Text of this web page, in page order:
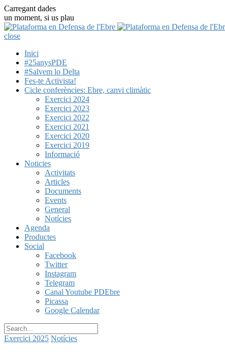
Carregant dades
un moment, si us plau
close
Inici
#25anysPDE
#Salvem lo Delta
Fes-te Activista!
Cicle conferències: Ebre, canvi climàtic
Exercici 2024
Exercici 2023
Exercici 2022
Exercici 2021
Exercici 2020
Exercici 2019
Informació
Noticies
Activitats
Articles
Documents
Events
General
Notícies
Agenda
Productes
Social
Facebook
Twitter
Instagram
Telegram
Canal Youtube PDEbre
Picassa
Google Calendar
Exercici 2025 Notícies